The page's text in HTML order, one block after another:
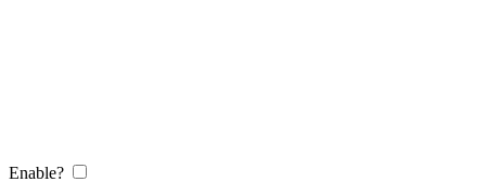
Enable?